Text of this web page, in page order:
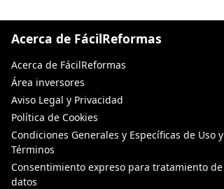
Acerca de FácilReformas
Acerca de FácilReformas
Área inversores
Aviso Legal y Privacidad
Política de Cookies
Condiciones Generales y Específicas de Uso y
Términos
Consentimiento expreso para tratamiento de
datos